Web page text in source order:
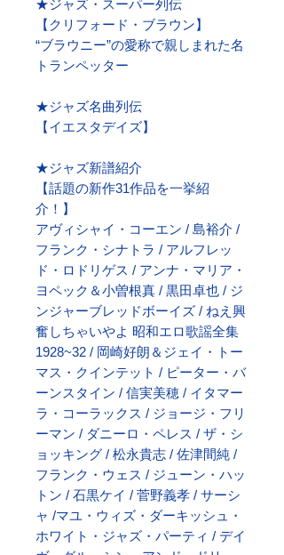
★ジャズ・スーパー列伝
【クリフォード・ブラウン】
“ブラウニー”の愛称で親しまれた名
トランペッター
★ジャズ名曲列伝
【イエスタデイズ】
★ジャズ新譜紹介
【話題の新作31作品を一挙紹
介！】
アヴィシャイ・コーエン / 島裕介 /
フランク・シナトラ / アルフレッ
ド・ロドリゲス / アンナ・マリア・
ヨペック＆小曽根真 / 黒田卓也 / ジ
ンジャーブレッドボーイズ / ねえ興
奮しちゃいやよ 昭和エロ歌謡全集
1928~32 / 岡崎好朗＆ジェイ・トー
マス・クインテット / ピーター・バ
ーンスタイン / 信実美穂 / イタマー
ラ・コーラックス / ジョージ・フリ
ーマン / ダニーロ・ペレス / ザ・シ
ョッキング / 松永貴志 / 佐津間純 /
フランク・ウェス / ジューン・ハッ
トン / 石黒ケイ / 菅野義孝 / サーシ
ャ /マユ・ウィズ・ダーキッシュ・
ホワイト・ジャズ・パーティ / デイ